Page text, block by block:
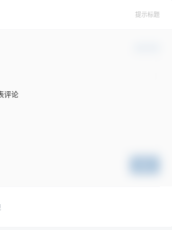
提示标题
评论